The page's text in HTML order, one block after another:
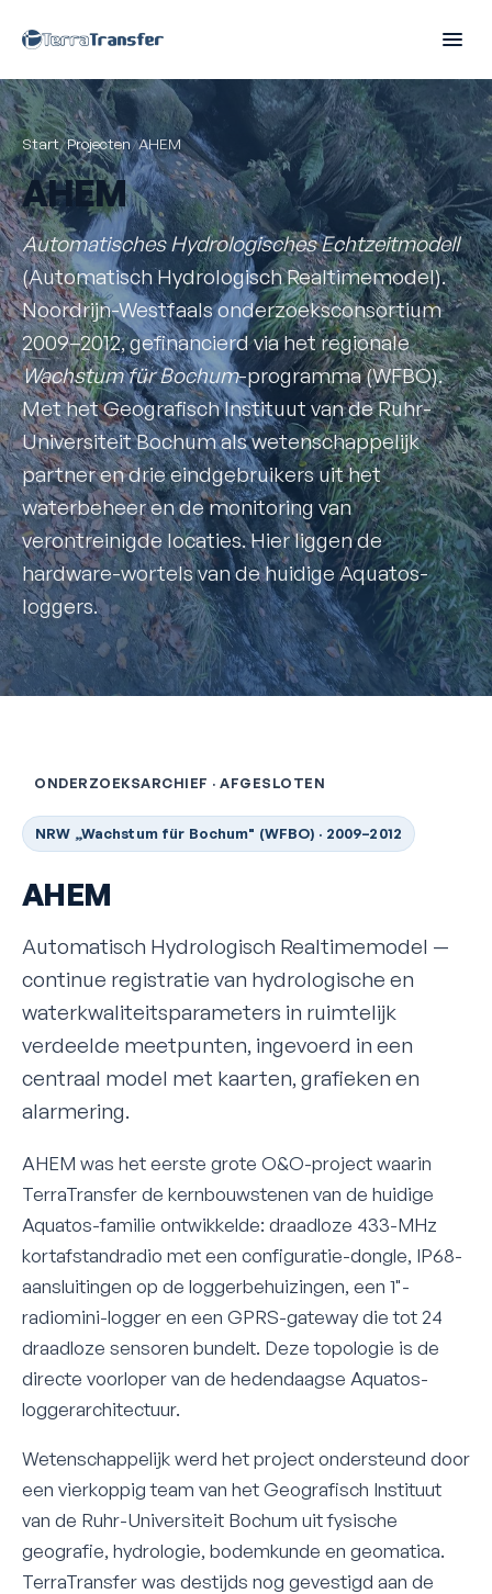
Start/Projecten/AHEM
AHEM
Automatisches Hydrologisches Echtzeitmodell
(Automatisch Hydrologisch Realtimemodel).
Noordrijn-Westfaals onderzoeksconsortium
2009–2012, gefinancierd via het regionale
Wachstum für Bochum-programma (WFBO).
Met het Geografisch Instituut van de Ruhr-
Universiteit Bochum als wetenschappelijk
partner en drie eindgebruikers uit het
waterbeheer en de monitoring van
verontreinigde locaties. Hier liggen de
hardware-wortels van de huidige Aquatos-
loggers.
ONDERZOEKSARCHIEF · AFGESLOTEN
NRW „Wachstum für Bochum" (WFBO) · 2009–2012
AHEM
Automatisch Hydrologisch Realtimemodel —
continue registratie van hydrologische en
waterkwaliteitsparameters in ruimtelijk
verdeelde meetpunten, ingevoerd in een
centraal model met kaarten, grafieken en
alarmering.
AHEM was het eerste grote O&O-project waarin
TerraTransfer de kernbouwstenen van de huidige
Aquatos-familie ontwikkelde: draadloze 433-MHz
kortafstandradio met een configuratie-dongle, IP68-
aansluitingen op de loggerbehuizingen, een 1"-
radiomini-logger en een GPRS-gateway die tot 24
draadloze sensoren bundelt. Deze topologie is de
directe voorloper van de hedendaagse Aquatos-
loggerarchitectuur.
Wetenschappelijk werd het project ondersteund door
een vierkoppig team van het Geografisch Instituut
van de Ruhr-Universiteit Bochum uit fysische
geografie, hydrologie, bodemkunde en geomatica.
TerraTransfer was destijds nog gevestigd aan de